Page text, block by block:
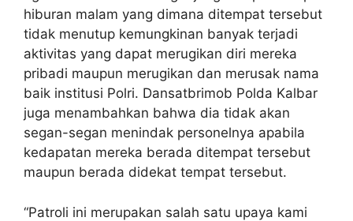
hiburan malam yang dimana ditempat tersebut
tidak menutup kemungkinan banyak terjadi
aktivitas yang dapat merugikan diri mereka
pribadi maupun merugikan dan merusak nama
baik institusi Polri. Dansatbrimob Polda Kalbar
juga menambahkan bahwa dia tidak akan
segan-segan menindak personelnya apabila
kedapatan mereka berada ditempat tersebut
maupun berada didekat tempat tersebut.
“Patroli ini merupakan salah satu upaya kami